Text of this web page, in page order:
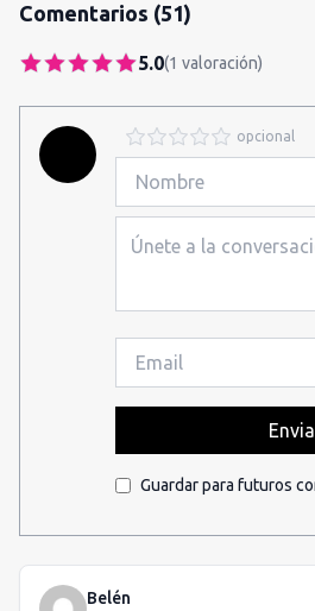
Comentarios (51)
5.0(1 valoración)
opcional
Guardar para futuros
Belén